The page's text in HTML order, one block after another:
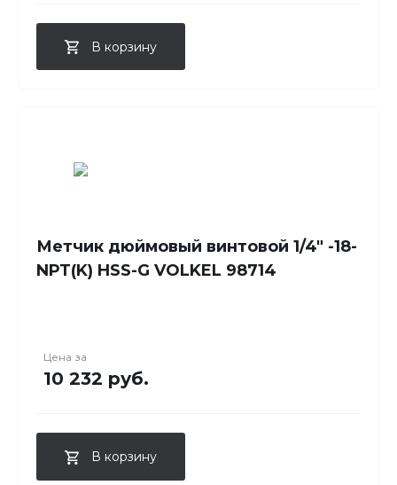
В корзину
Метчик дюймовый винтовой 1/4" -18-
NPT(K) HSS-G VOLKEL 98714
Цена за
10 232 руб.
В корзину